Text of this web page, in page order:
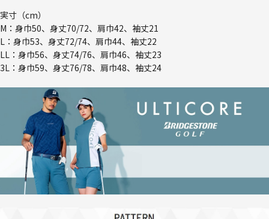
実寸（cm）
M：身巾50、身丈70/72、肩巾42、袖丈21
L：身巾53、身丈72/74、肩巾44、袖丈22
LL：身巾56、身丈74/76、肩巾46、袖丈23
3L：身巾59、身丈76/78、肩巾48、袖丈24